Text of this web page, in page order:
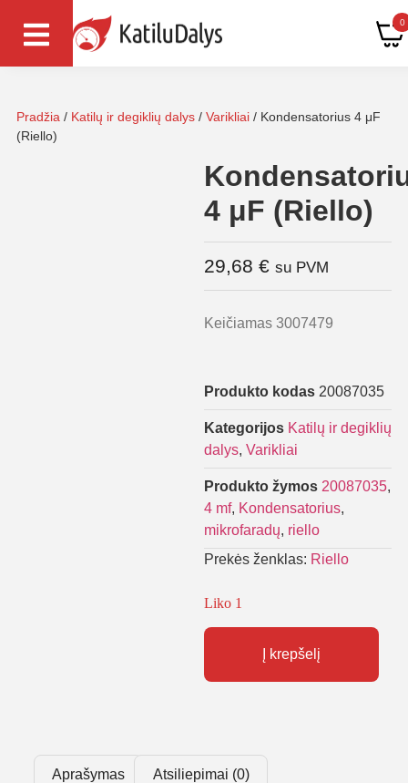
0
Pradžia / Katilų ir degiklių dalys / Varikliai / Kondensatorius 4 μF
(Riello)
4 μF (Riello)
29,68 € su PVM
Keičiamas 3007479
Produkto kodas 20087035
Kategorijos Katilų ir degiklių
dalys, Varikliai
Produkto žymos 20087035,
4 mf, Kondensatorius,
mikrofaradų, riello
Prekės ženklas: Riello
Liko 1
Į krepšelį
Aprašymas Atsiliepimai (0)